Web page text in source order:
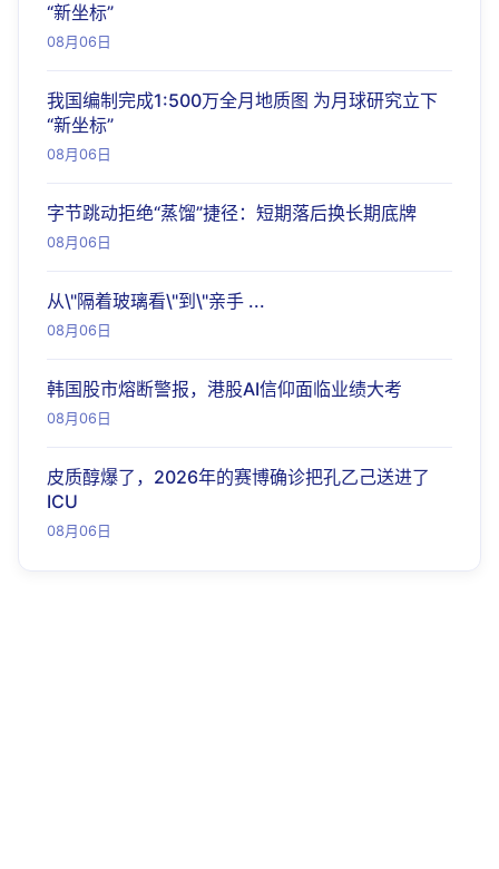
“新坐标”
08月06日
我国编制完成1:500万全月地质图 为月球研究立下
“新坐标”
08月06日
字节跳动拒绝“蒸馏”捷径：短期落后换长期底牌
08月06日
从\"隔着玻璃看\"到\"亲手 ...
08月06日
韩国股市熔断警报，港股AI信仰面临业绩大考
08月06日
皮质醇爆了，2026年的赛博确诊把孔乙己送进了
ICU
08月06日